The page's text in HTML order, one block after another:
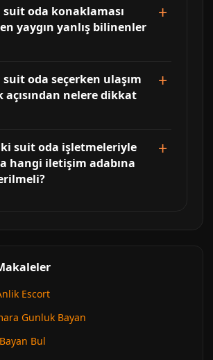
suit oda konaklaması
yaygın yanlış bilinenler
oda seçerken ulaşım
açısından nelere dikkat
suit oda işletmeleriyle
hangi iletişim adabına
Escort
Gunluk Bayan
Bul